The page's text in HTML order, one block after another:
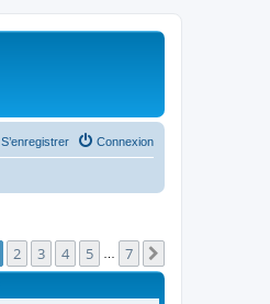
Connexion
S’enregistrer
sur 7
2 3 4 5 7